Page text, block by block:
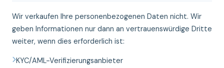
Wir verkaufen Ihre personenbezogenen Daten nicht. Wir
geben Informationen nur dann an vertrauenswürdige Dritte
weiter, wenn dies erforderlich ist:
KYC/AML-Verifizierungsanbieter